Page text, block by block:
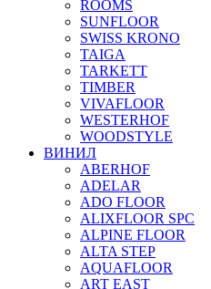
ROOMS
SUNFLOOR
SWISS KRONO
TAIGA
TARKETT
TIMBER
VIVAFLOOR
WESTERHOF
WOODSTYLE
ВИНИЛ
ABERHOF
ADELAR
ADO FLOOR
ALIXFLOOR SPC
ALPINE FLOOR
ALTA STEP
AQUAFLOOR
ART EAST